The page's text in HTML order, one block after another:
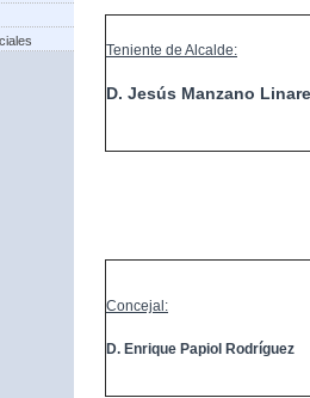
Teniente de Alcalde:
D. Jesús Manzano
Concejal:
D. Enrique Papiol Rodríguez